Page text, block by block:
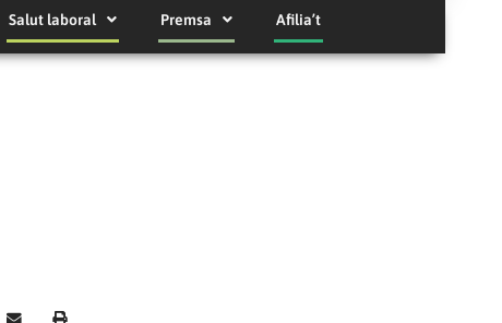
Salut laboral Premsa Afilia’t